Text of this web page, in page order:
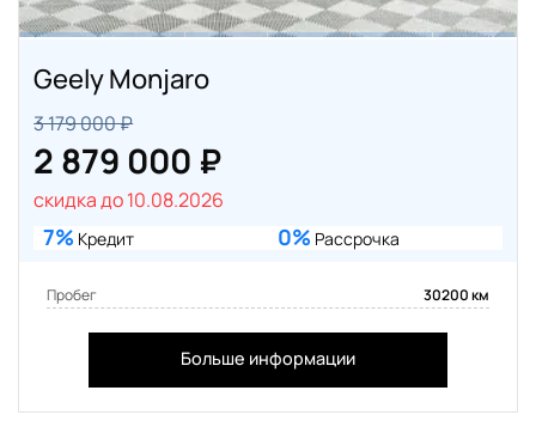
Geely Monjaro
3 179 000 ₽
2 879 000 ₽
скидка до 10.08.2026
7% Кредит 0% Рассрочка
Пробег 30200 км
Больше информации